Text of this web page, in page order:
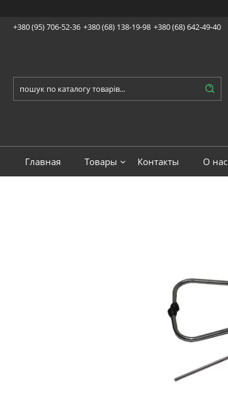
+380 (95) 706-52-36 +380 (68) 138-19-98 +380 (68) 642-49-40
Главная Товары Контакты О нас